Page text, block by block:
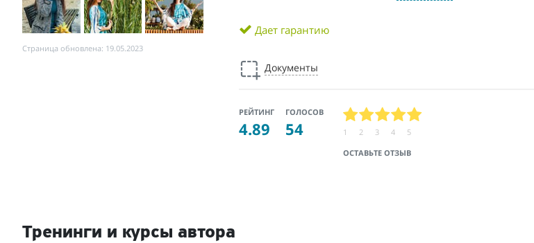
Страница обновлена: 19.05.2023
Дает гарантию
Документы
РЕЙТИНГ
4.89
ГОЛОСОВ
54
ОСТАВЬТЕ ОТЗЫВ
1 2 3 4 5
Тренинги и курсы автора